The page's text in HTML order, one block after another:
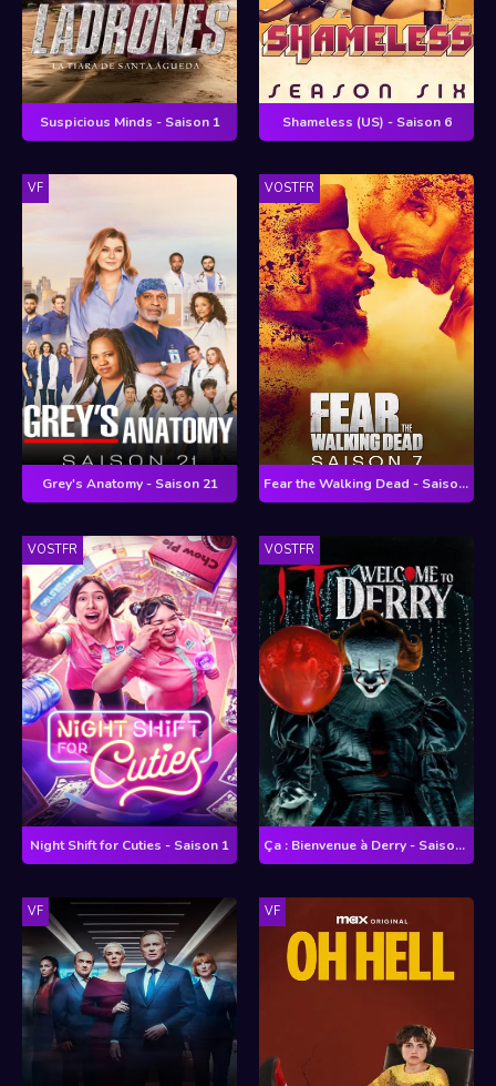
Suspicious Minds - Saison 1 Shameless (US) - Saison 6
VF
Grey's Anatomy - Saison 21
VOSTFR
Fear the Walking Dead - Saison 7
VOSTFR
Night Shift for Cuties - Saison 1
VOSTFR
Ça : Bienvenue à Derry - Saison 1
VF VF